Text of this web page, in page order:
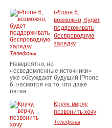
iPhone 6,
возможно, будет
поддерживать
беспроводную
зарядку
Телефоны
Невероятно, но
«осведомленные источники»
уже обсуждают будущий iPhone
6, несмотря на то, что даже
пятая …
Кручу, верчу,
позвонить хочу
Телефоны